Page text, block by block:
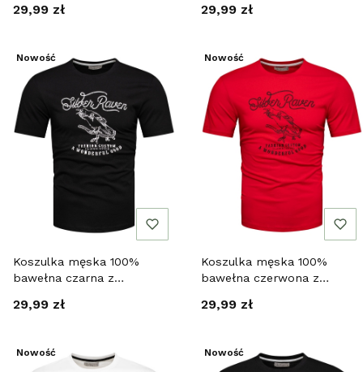
Cena
29,99 zł Cena
29,99 zł
Nowość
Koszulka męska 100%
bawełna czarna z
Cena
29,99 zł
Nowość
Koszulka męska 100%
bawełna czerwona z
Cena
29,99 zł
Nowość Nowość